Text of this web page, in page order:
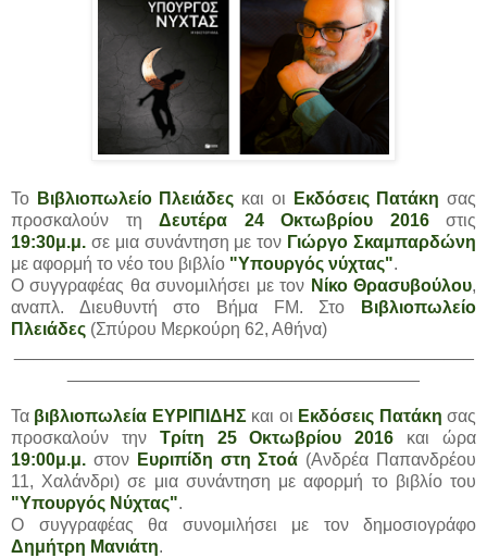
Το Βιβλιοπωλείο Πλειάδες και οι Εκδόσεις Πατάκη σας
προσκαλούν τη Δευτέρα 24 Οκτωβρίου 2016στις
19:30μ.μ. σε μια συνάντηση με τον Γιώργο Σκαμπαρδώνη
με αφορμή το νέο του βιβλίο "Υπουργός νύχτας".
Ο συγγραφέας θα συνομιλήσει με τον Νίκο Θρασυβούλου,
αναπλ. Διευθυντή στο Βήμα FM. Στο
Βιβλιοπωλείο
Πλειάδες (Σπύρου Μερκούρη 62, Αθήνα)
Τα βιβλιοπωλεία ΕΥΡΙΠΙΔΗΣκαι οι Εκδόσεις Πατάκη σας
προσκαλούν την Τρίτη 25 Οκτωβρίου 2016 και ώρα
19:00μ.μ. στον Ευριπίδη στη Στοά (Ανδρέα Παπανδρέου
11, Χαλάνδρι) σε μια συνάντηση με αφορμή το βιβλίο του
"Υπουργός Νύχτας".
Ο συγγραφέας θα συνομιλήσει με τον δημοσιογράφο
Δημήτρη Μανιάτη.